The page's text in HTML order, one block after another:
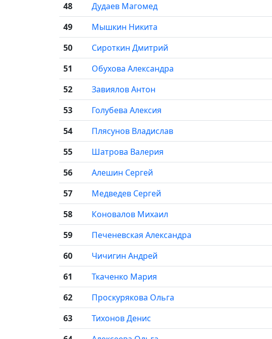
48
Дудаев Магомед
49
Мышкин Никита
50
Сироткин Дмитрий
51
Обухова Александра
52
Завиялов Антон
53
Голубева Алексия
54
Плясунов Владислав
55
Шатрова Валерия
56
Алешин Сергей
57
Медведев Сергей
58
Коновалов Михаил
59
Печеневская Александра
60
Чичигин Андрей
61
Ткаченко Мария
62
Проскурякова Ольга
63
Тихонов Денис